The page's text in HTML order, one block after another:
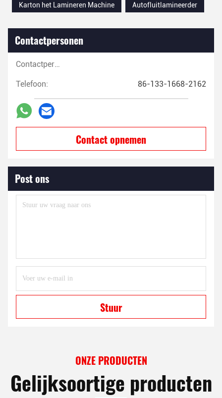
Karton het Lamineren Machine Autofluitlamineerder
Contactpersonen
Contactpersonen:
Telefoon: 86-133-1668-2162
Contact opnemen
Post ons
Stuur
ONZE PRODUCTEN
Gelijksoortige producten